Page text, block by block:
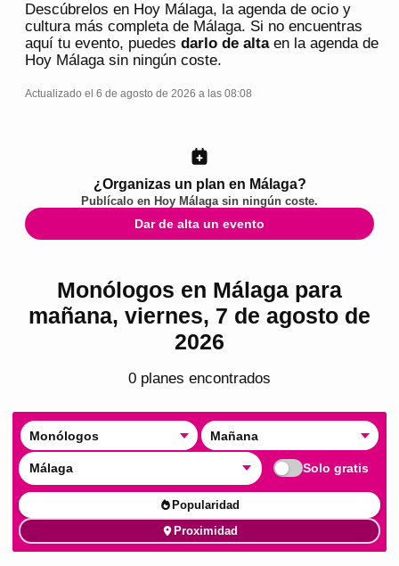
Descúbrelos en Hoy Málaga, la agenda de ocio y
cultura más completa de Málaga. Si no encuentras
aquí tu evento, puedes darlo de altaen la agenda de
Hoy Málagasin ningún coste.
Actualizado el 6 de agosto de 2026 a las 08:08
¿Organizas un plan en Málaga?
Publícalo en Hoy Málagasin ningún coste.
Dar de alta un evento
Monólogos en Málaga para
mañana, viernes, 7 de agosto de
2026
0 planes encontrados
Monólogos Mañana
Málaga Solo gratis
Popularidad
Proximidad